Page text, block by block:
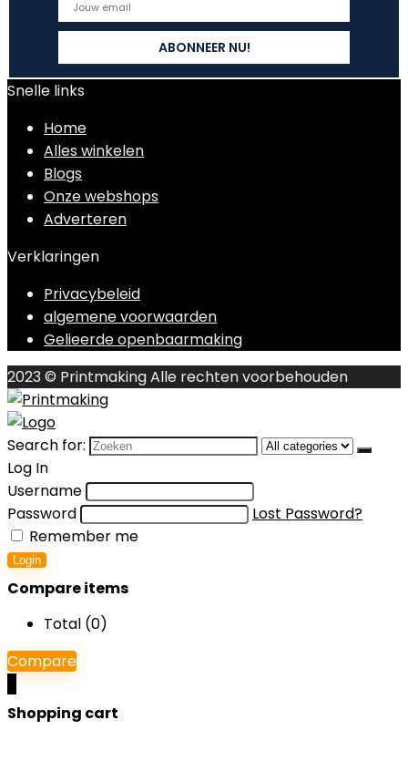
Snelle links
Home
Alles winkelen
Blogs
Onze webshops
Adverteren
Verklaringen
Privacybeleid
algemene voorwaarden
Gelieerde openbaarmaking
2023 © Printmaking Alle rechten voorbehouden
Search for:
Log In
Username
Password
Lost Password?
Remember me
Login
Compare items
Total (0)
Compare
Shopping cart